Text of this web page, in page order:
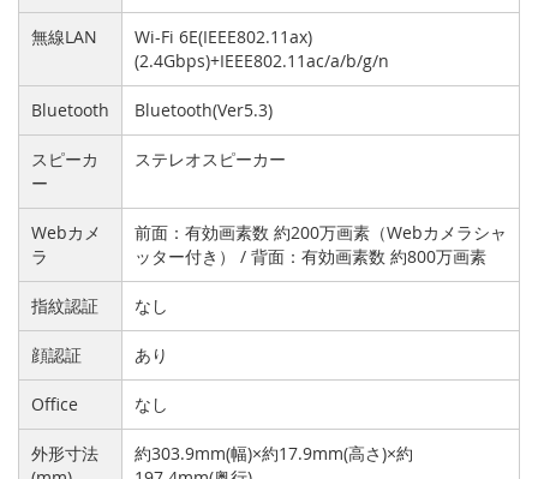
無線LAN
Wi-Fi 6E(IEEE802.11ax)
(2.4Gbps)+IEEE802.11ac/a/b/g/n
Bluetooth Bluetooth(Ver5.3)
スピーカ
ー
ステレオスピーカー
Webカメ
ラ
前面：有効画素数 約200万画素（Webカメラシャ
ッター付き） / 背面：有効画素数 約800万画素
指紋認証 なし
顔認証 あり
Office なし
外形寸法
約303.9mm(幅)×約17.9mm(高さ)×約